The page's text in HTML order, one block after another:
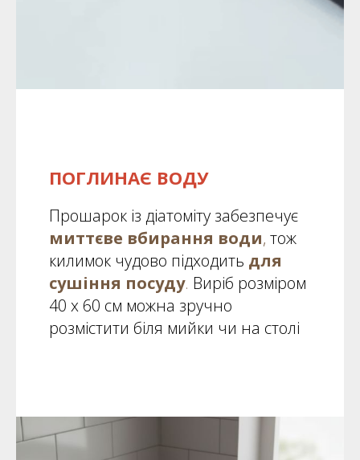
ПОГЛИНАЄ ВОДУ
Прошарок із діатоміту забезпечує
миттєве вбирання води, тож
килимок чудово підходить для
сушіння посуду. Виріб розміром
40 х 60 см можна зручно
розмістити біля мийки чи на столі